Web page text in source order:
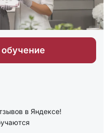
в Яндексе!